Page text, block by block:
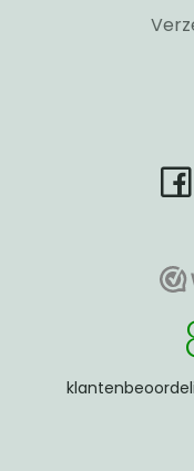
WebwinkelKeur